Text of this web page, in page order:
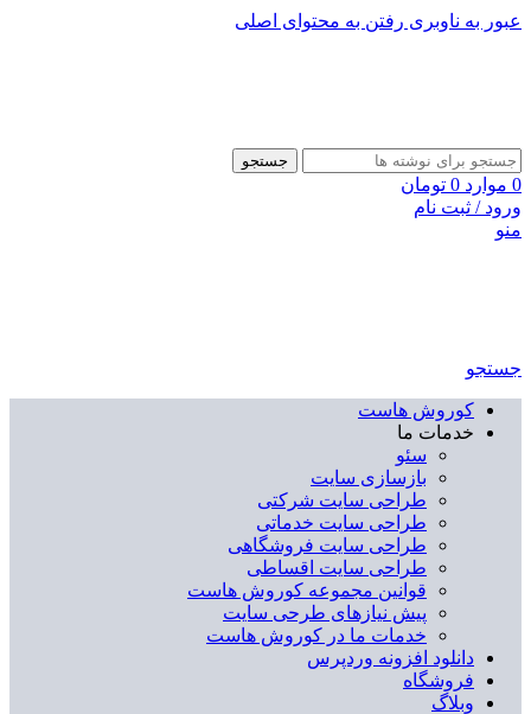
عبور به ناوبری رفتن به محتوای اصلی
جستجو
0 موارد 0 تومان
ورود / ثبت نام
منو
جستجو
کوروش هاست
خدمات ما
سئو
بازسازی سایت
طراحی سایت شرکتی
طراحی سایت خدماتی
طراحی سایت فروشگاهی
طراحی سایت اقساطی
قوانین مجموعه کوروش هاست
پیش نیازهای طرحی سایت
خدمات ما در کوروش هاست
دانلود افزونه وردپرس
فروشگاه
وبلاگ